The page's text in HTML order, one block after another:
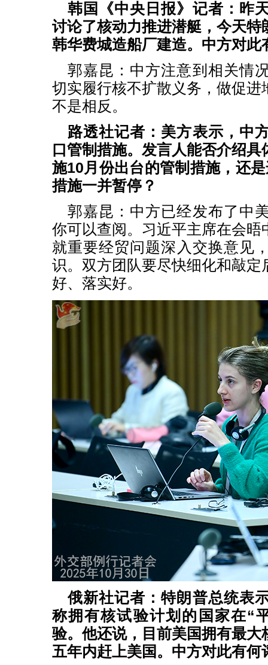
韩国《中央日报》记者：昨
讨论了核动力推进潜艇，今天特
韩华费城造船厂建造。中方对此
郭嘉昆：中方注意到相关情
切实履行核不扩散义务，做促进
不是相反。
路透社记者：美方表示，中
口管制措施。发言人能否介绍
施10月份出台的管制措施，还
措施一并暂停？
郭嘉昆：中方已经发布了中
你可以查阅。习近平主席在会晤
就重要经贸问题深入交换意见
识。双方团队要尽快细化和敲定
好、落实好。
俄新社记者：特朗普总统表
称拥有核试验计划的国家在“
验。他还说，目前美国拥有最大
五年内赶上美国。中方对此有何